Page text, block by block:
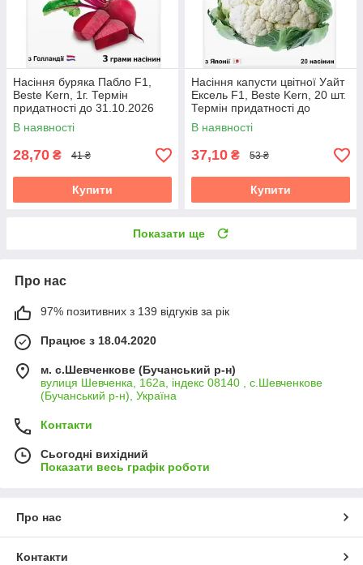
Насіння буряка Пабло F1,
Beste Kern, 1г. Термін
придатності до 31.10.2026
В наявності
28,70 ₴ 41 ₴
Купити
Насіння капусти цвітної Уайт
Ексель F1, Beste Kern, 20 шт.
Термін придатності до
31.10.2026
В наявності
37,10 ₴ 53 ₴
Купити
Показати ще
Про нас
97% позитивних з 139 відгуків за рік
Працює з 18.04.2020
м. с.Шевченкове (Бучанський р-н)
вулиця Шевченка, 162а, індекс 08140 , с.Шевченкове
(Бучанський р-н), Україна
Контакти
Сьогодні вихідний
Показати весь графік роботи
Про нас
Контакти